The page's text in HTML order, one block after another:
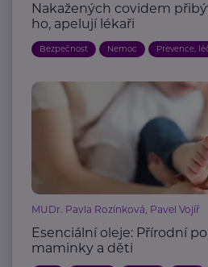
Nakažených covidem
ho, apelují lékaři
Bezpečnost Nemoc Prevence,
MUDr. Pavla Rozínková, Pavel Vojíř
Esenciální oleje: Přírodní
maminky a děti